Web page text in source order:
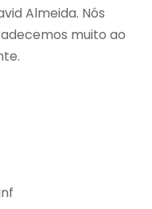
Almeida. Nós
muito ao